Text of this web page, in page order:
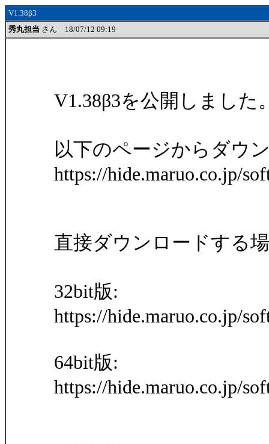
V1.38β3
秀丸担当 さん 18/07/12 09:19
V1.38β3を公開しました
以下のページからダウ
https://hide.maruo.co.jp/
直接ダウンロードする
32bit版:
https://hide.maruo.co.jp/
64bit版:
https://hide.maruo.co.jp/